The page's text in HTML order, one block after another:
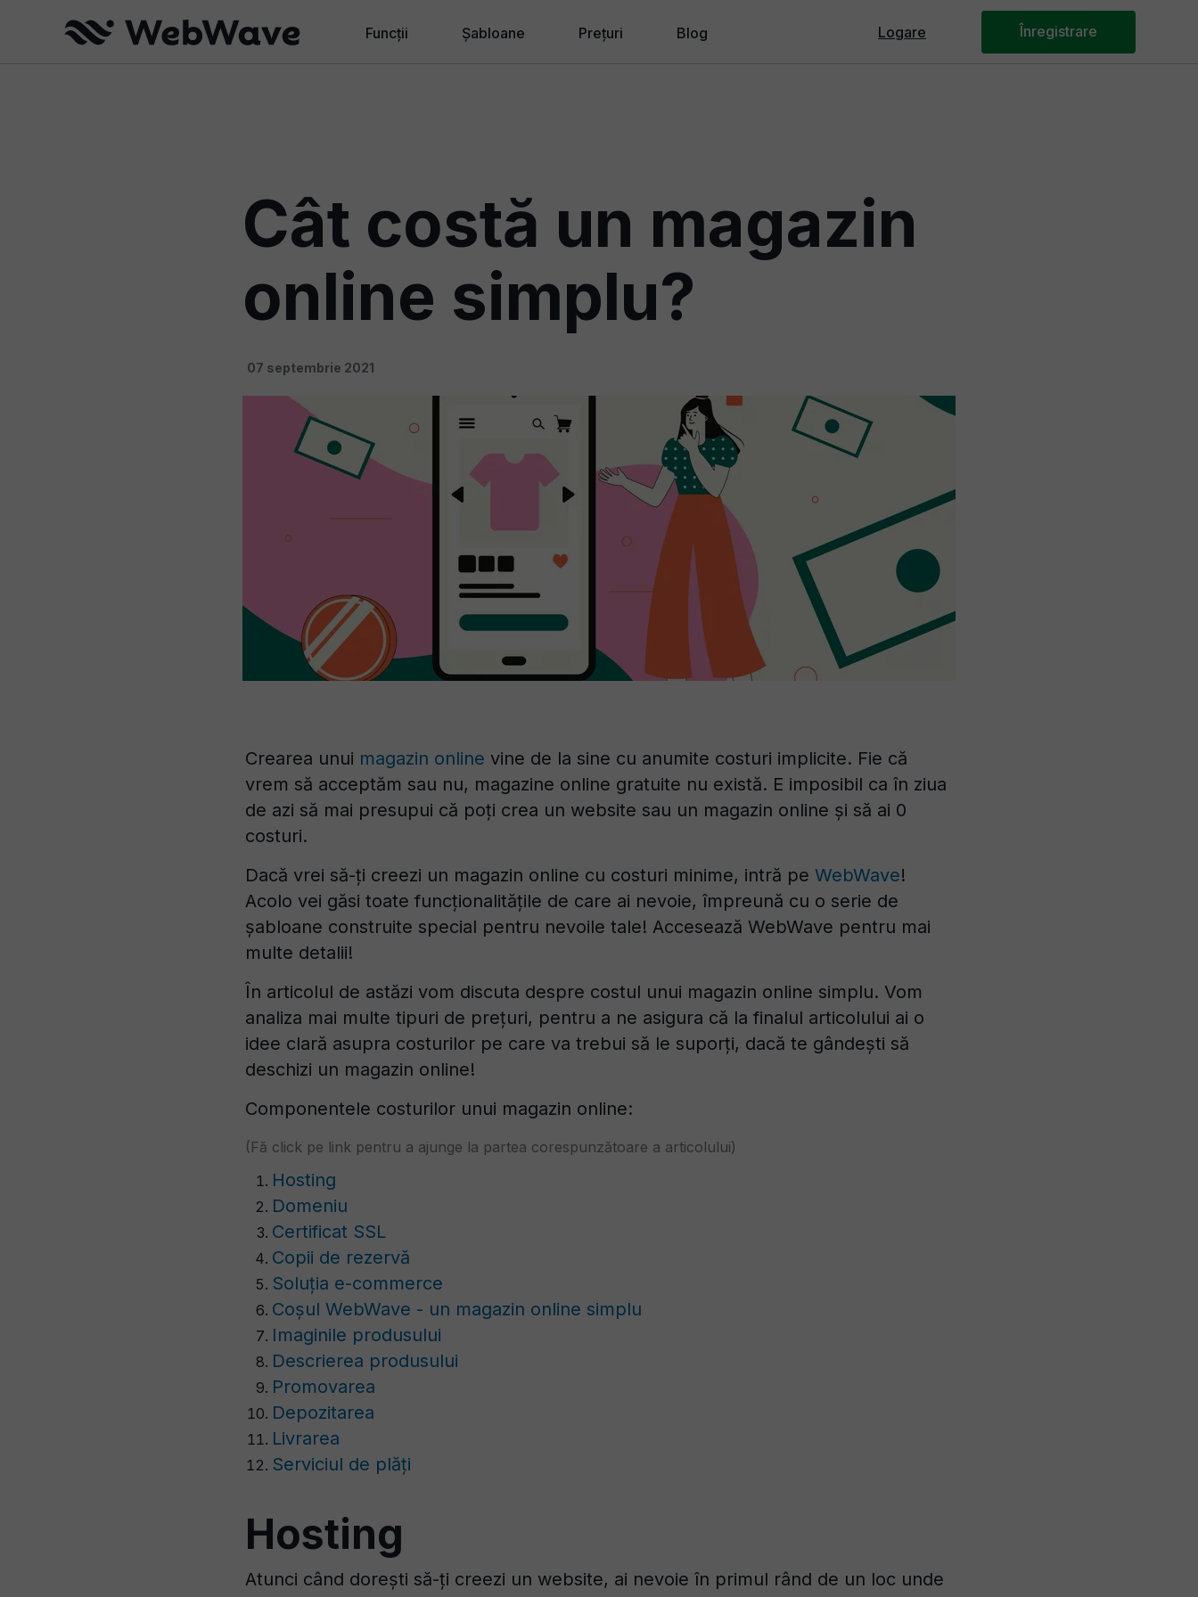
Logare Înregistrare
Panoul Webmaster
Funcții
Pentru Agenții, Freelancer-i
Șabloane Prețuri Blog
Cât costă un magazin
online simplu?
07 septembrie 2021
Crearea unui magazin online vine de la sine cu anumite costuri implicite. Fie că
vrem să acceptăm sau nu, magazine online gratuite nu există. E imposibil ca în ziua
de azi să mai presupui că poți crea un website sau un magazin online și să ai 0
costuri.
Dacă vrei să-ți creezi un magazin online cu costuri minime, intră pe WebWave!
Acolo vei găsi toate funcționalitățile de care ai nevoie, împreună cu o serie de
șabloane construite special pentru nevoile tale! Accesează WebWave pentru mai
multe detalii!
În articolul de astăzi vom discuta despre costul unui magazin online simplu. Vom
analiza mai multe tipuri de prețuri, pentru a ne asigura că la finalul articolului ai o
idee clară asupra costurilor pe care va trebui să le suporți, dacă te gândești să
deschizi un magazin online!
Componentele costurilor unui magazin online:
(Fă click pe link pentru a ajunge la partea corespunzătoare a articolului)
Hosting
Domeniu
Certificat SSL
Copii de rezervă
Soluția e-commerce
Coșul WebWave - un magazin online simplu
Imaginile produsului
Descrierea produsului
Promovarea
Depozitarea
Livrarea
Serviciul de plăți
Hosting
Atunci când dorești să-ți creezi un website, ai nevoie în primul rând de un loc unde